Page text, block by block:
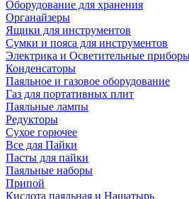
Оборудование для хранения
Органайзеры
Ящики для инструментов
Сумки и пояса для инструментов
Электрика и Осветительные
Конденсаторы
Паяльное и газовое оборудование
Газ для портативных плит
Паяльные лампы
Редукторы
Сухое горючее
Все для Пайки
Пасты для пайки
Паяльные наборы
Припой
Кислота паяльная и Нашатырь